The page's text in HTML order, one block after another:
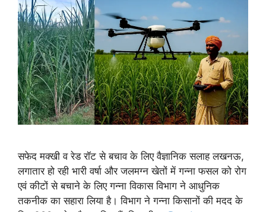
सफेद मक्खी व रेड रॉट से बचाव के लिए वैज्ञानिक सलाह लखनऊ,
लगातार हो रही भारी वर्षा और जलमग्न खेतों में गन्ना फसल को रोग
एवं कीटों से बचाने के लिए गन्ना विकास विभाग ने आधुनिक
तकनीक का सहारा लिया है। विभाग ने गन्ना किसानों की मदद के